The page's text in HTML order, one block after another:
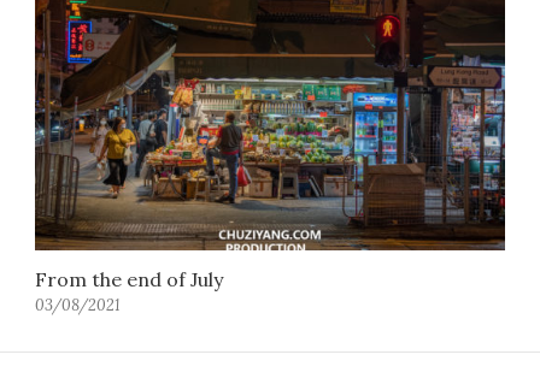
From the end of July
03/08/2021